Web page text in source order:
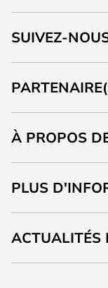
SUIVEZ-
À PROPOS
PLUS
ACTUALITÉS